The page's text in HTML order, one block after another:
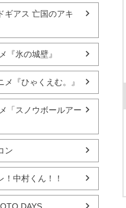
ギアス 亡国のアキ
『氷の城壁』
メ『ひゃくえむ。』
「スノウボールアー
ン
！中村くん！！